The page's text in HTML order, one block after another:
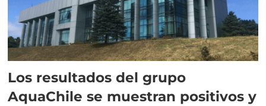
Los resultados del grupo
AquaChile se muestran positivos y